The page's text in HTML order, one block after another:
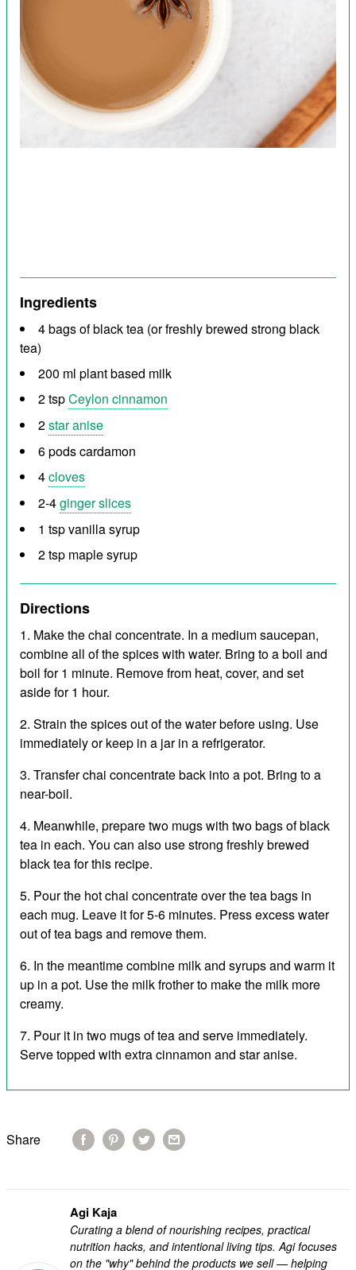
Ingredients
4 bags of black tea (or freshly brewed strong black
tea)
200 ml plant based milk
2 tspCeylon cinnamon
2star anise
6 podscardamon
4cloves
2-4ginger slices
1 tspvanilla syrup
2 tsp maple syrup
Directions
Make the chai concentrate. In a medium saucepan,
combine all of the spices with water. Bring to a boil and
boil for 1 minute. Remove from heat, cover, and set
aside for 1 hour.
Strain the spices out of the water before using. Use
immediately or keep in a jar in a refrigerator.
Transfer chai concentrate back into a pot. Bring to a
near-boil.
Meanwhile, prepare two mugs with two bags of black
tea in each. You can also use strong freshly brewed
black tea for this recipe.
Pour the hot chai concentrate over the tea bags in
each mug. Leave it for 5-6 minutes. Press excess water
out of tea bags and remove them.
In the meantime combine milk and syrups and warm it
up in a pot. Use the milk frother to make the milk more
creamy.
Pour it in two mugs of tea and serve immediately.
Serve topped with extra cinnamon and star anise.
Share
Agi Kaja
Curating a blend of nourishing recipes, practical
nutrition hacks, and intentional living tips. Agi focuses
on the "why" behind the products we sell — helping